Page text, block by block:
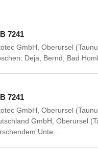
7241
GmbH, Oberursel
Deja, Bernd, Bad
7241
GmbH, Oberursel
GmbH, Oberursel
Unte…